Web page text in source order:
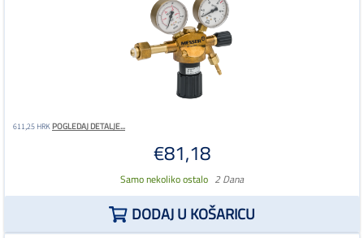
611,25 HRKPOGLEDAJ DETALJE...
€81,18
Samo nekoliko ostalo 2 Dana
DODAJ U KOŠARICU